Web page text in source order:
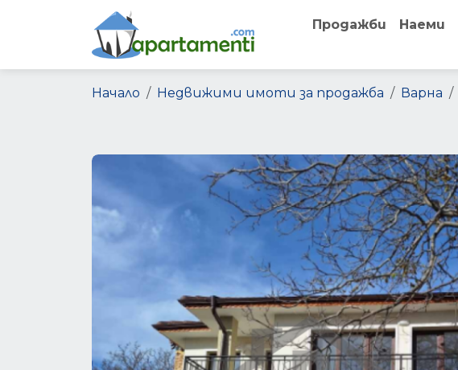
Продажби Наеми
Начало Недвижими имоти за продажба Варна